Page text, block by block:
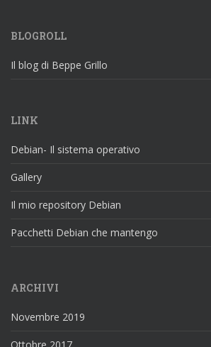
BLOGROLL
Il blog di Beppe Grillo
LINK
Debian- Il sistema operativo
Gallery
Il mio repository Debian
Pacchetti Debian che mantengo
ARCHIVI
Novembre 2019